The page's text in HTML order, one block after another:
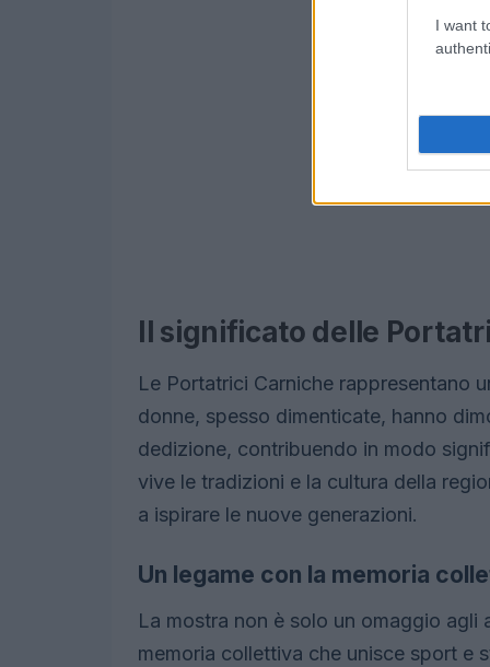
I want
Il significato delle
Le Portatrici Carniche rappresentano
donne, spesso dimenticate, hanno
dedizione, contribuendo in modo
vive le tradizioni e la cultura della
a ispirare le nuove generazioni.
Un legame con la memoria
La mostra non è solo un omaggio agli
memoria collettiva che unisce sport e